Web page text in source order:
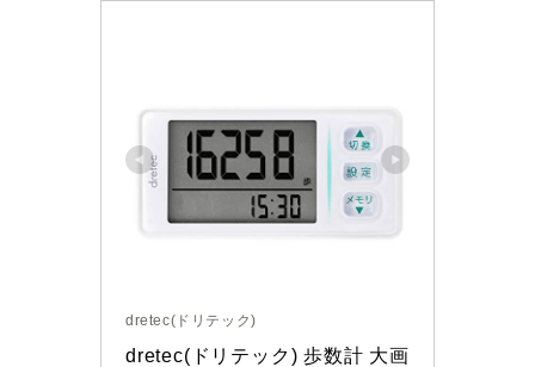
dretec(ドリテック)
dretec(ドリテック) 歩数計 大画